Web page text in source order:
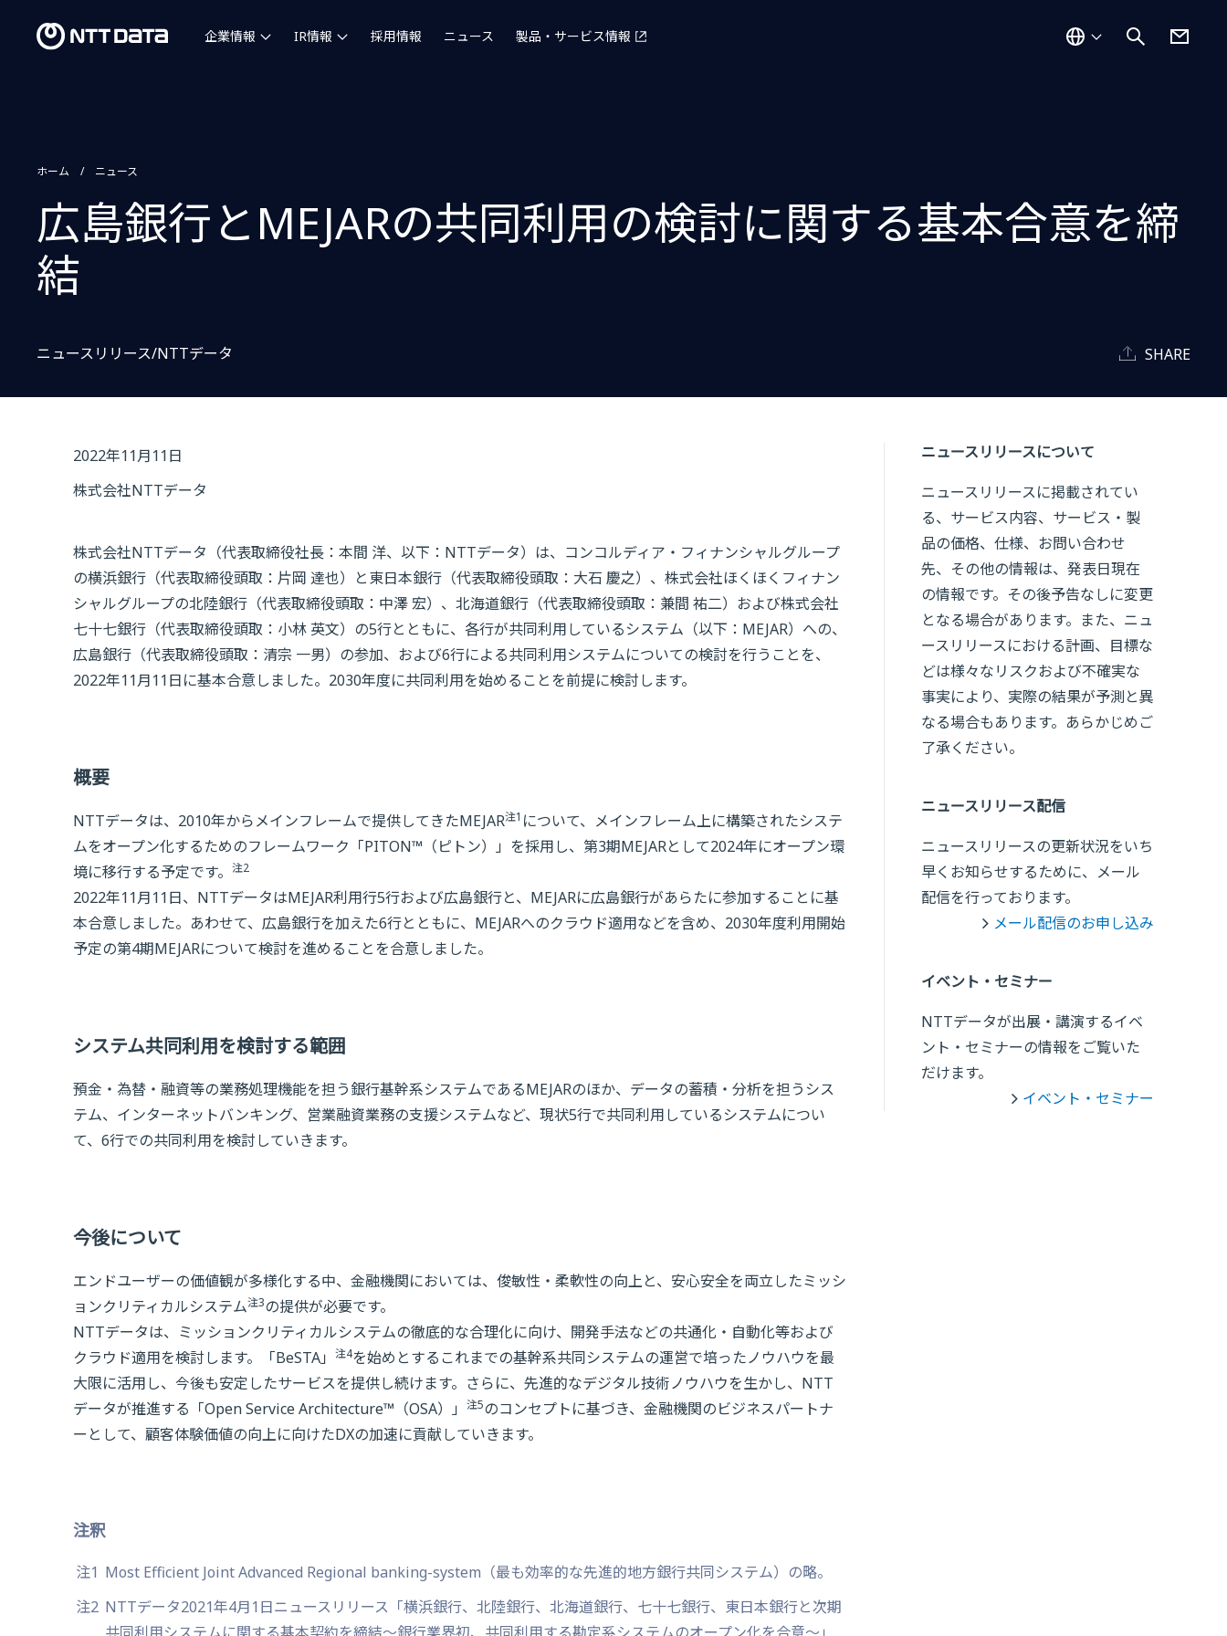
企業情報 IR情報 採用情報 ニュース 製品・サービス情報
ホーム ニュース
広島銀行とMEJARの共同利用の検討に関する基本合意を締
結
ニュースリリース/NTTデータ SHARE
2022年11月11日
株式会社NTTデータ
株式会社NTTデータ（代表取締役社長：本間 洋、以下：NTTデータ）は、コンコルディア・フィナンシャルグループ
の横浜銀行（代表取締役頭取：片岡 達也）と東日本銀行（代表取締役頭取：大石 慶之）、株式会社ほくほくフィナン
シャルグループの北陸銀行（代表取締役頭取：中澤 宏）、北海道銀行（代表取締役頭取：兼間 祐二）および株式会社
七十七銀行（代表取締役頭取：小林 英文）の5行とともに、各行が共同利用しているシステム（以下：MEJAR）への、
広島銀行（代表取締役頭取：清宗 一男）の参加、および6行による共同利用システムについての検討を行うことを、
2022年11月11日に基本合意しました。2030年度に共同利用を始めることを前提に検討します。
概要
NTTデータは、2010年からメインフレームで提供してきたMEJAR注1 について、メインフレーム上に構築されたシステ
ムをオープン化するためのフレームワーク「PITON™（ピトン）」を採用し、第3期MEJARとして2024年にオープン環
境に移行する予定です。 注2
2022年11月11日、NTTデータはMEJAR利用行5行および広島銀行と、MEJARに広島銀行があらたに参加することに基
本合意しました。あわせて、広島銀行を加えた6行とともに、MEJARへのクラウド適用などを含め、2030年度利用開始
予定の第4期MEJARについて検討を進めることを合意しました。
システム共同利用を検討する範囲
預金・為替・融資等の業務処理機能を担う銀行基幹系システムであるMEJARのほか、データの蓄積・分析を担うシス
テム、インターネットバンキング、営業融資業務の支援システムなど、現状5行で共同利用しているシステムについ
て、6行での共同利用を検討していきます。
今後について
エンドユーザーの価値観が多様化する中、金融機関においては、俊敏性・柔軟性の向上と、安心安全を両立したミッシ
ョンクリティカルシステム注3の提供が必要です。
NTTデータは、ミッションクリティカルシステムの徹底的な合理化に向け、開発手法などの共通化・自動化等および
クラウド適用を検討します。「BeSTA」 注4を始めとするこれまでの基幹系共同システムの運営で培ったノウハウを最
大限に活用し、今後も安定したサービスを提供し続けます。さらに、先進的なデジタル技術ノウハウを生かし、NTT
データが推進する「Open Service Architecture™（OSA）」 注5のコンセプトに基づき、金融機関のビジネスパートナ
ーとして、顧客体験価値の向上に向けたDXの加速に貢献していきます。
注釈
注1 Most Efficient Joint Advanced Regional banking-system（最も効率的な先進的地方銀行共同システム）の略。
注2 NTTデータ2021年4月1日ニュースリリース「横浜銀行、北陸銀行、北海道銀行、七十七銀行、東日本銀行と次期
ニュースリリースについて
ニュースリリースに掲載されてい
る、サービス内容、サービス・製
品の価格、仕様、お問い合わせ
先、その他の情報は、発表日現在
の情報です。その後予告なしに変更
となる場合があります。また、ニュ
ースリリースにおける計画、目標な
どは様々なリスクおよび不確実な
事実により、実際の結果が予測と異
なる場合もあります。あらかじめご
了承ください。
ニュースリリース配信
ニュースリリースの更新状況をいち
早くお知らせするために、メール
配信を行っております。
メール配信のお申し込み
イベント・セミナー
NTTデータが出展・講演するイベ
ント・セミナーの情報をご覧いた
だけます。
イベント・セミナー